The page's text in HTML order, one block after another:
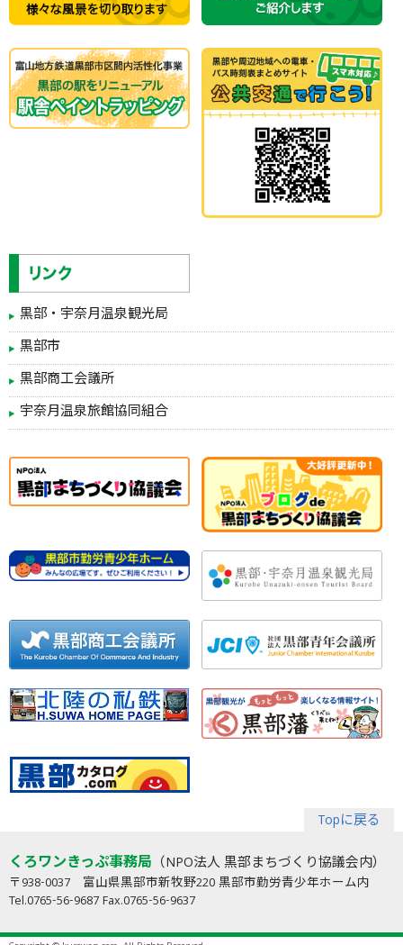
黒部・宇奈月温泉観光局
黒部市
黒部商工会議所
宇奈月温泉旅館協同組合
Topに戻る
くろワンきっぷ事務局 （NPO法人 黒部まちづくり協議会内）
〒938-0037 富山県黒部市新牧野220 黒部市勤労青少年ホーム内
Tel.0765-56-9687 Fax.0765-56-9637